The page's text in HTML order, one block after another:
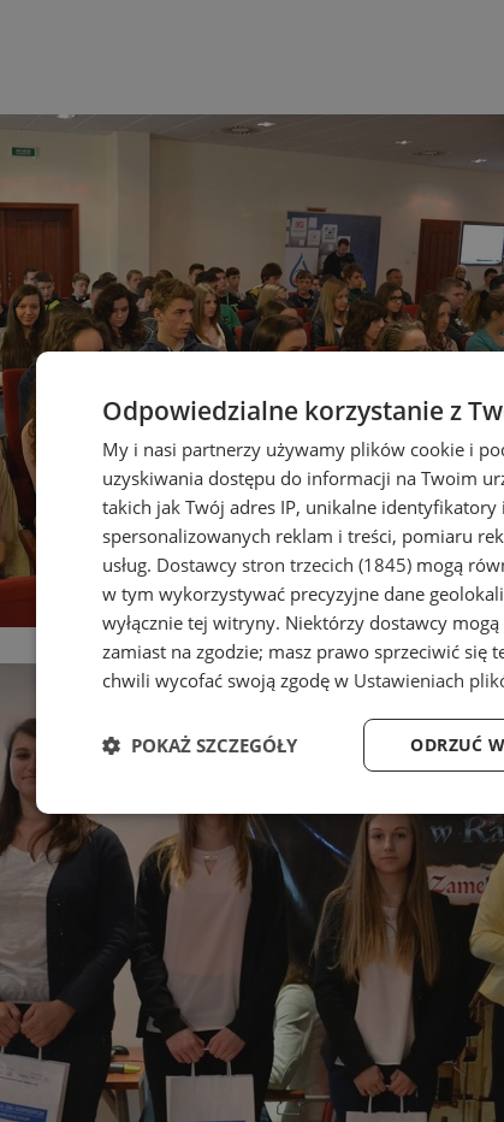
Odpowiedzialne korzystanie z
My i nasi partnerzy używamy plików cookie i
uzyskiwania dostępu do informacji na Twoim
takich jak Twój adres IP, unikalne
spersonalizowanych reklam i treści, pomiaru
usług. Dostawcy stron trzecich (1845) mogą
w tym wykorzystywać precyzyjne dane
wyłącznie tej witryny. Niektórzy dostawcy
zamiast na zgodzie; masz prawo sprzeciwić się
chwili wycofać swoją zgodę w Ustawieniach
ODRZUĆ
POKAŻ SZCZEGÓŁY
Niezbędne Wydajność
Niezbędne Wydajność
Niezbędne pliki cookie umożliwiają korzystanie z
zarządzanie kontem. Bez niezbędnych plików cookie nie
Nazwa Provider/Domena